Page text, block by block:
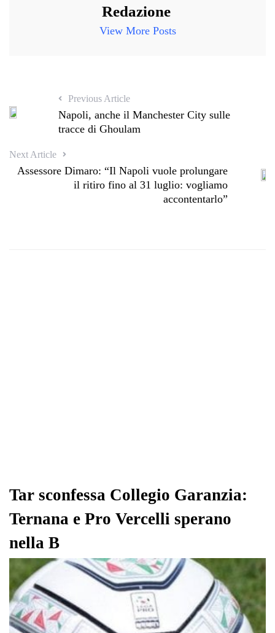
Redazione
View More Posts
Previous Article
Napoli, anche il Manchester City sulle
tracce di Ghoulam
Next Article
Assessore Dimaro: “Il Napoli vuole prolungare
il ritiro fino al 31 luglio: vogliamo
accontentarlo”
Tar sconfessa Collegio Garanzia:
Ternana e Pro Vercelli sperano
nella B